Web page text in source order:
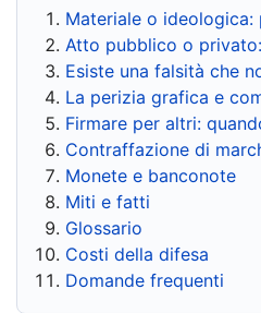
Materiale o
Atto pubblico o
Esiste una falsità che
La perizia grafica e
Firmare per altri:
Contraffazione di
Monete e banconote
Miti e fatti
Glossario
Costi della difesa
Domande frequenti